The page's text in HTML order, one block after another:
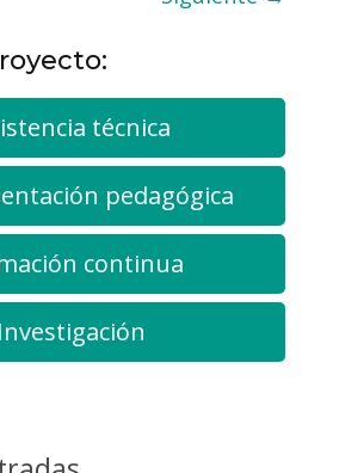
técnica
pedagógica
continua
Investigación